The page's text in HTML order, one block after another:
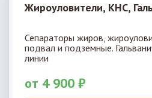
Жироуловители, КНС,
Сепараторы жиров,
подвал и подземные.
линии
от 4 900 ₽